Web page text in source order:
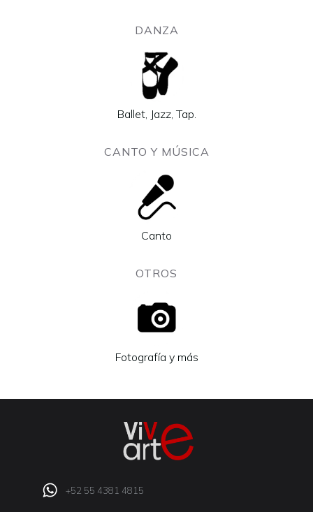
DANZA
Ballet, Jazz, Tap.
CANTO Y MÚSICA
Canto
OTROS
Fotografía y más
+52 55 4381 4815